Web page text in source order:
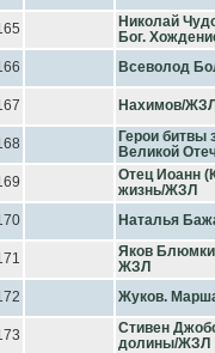
Николай
Бог.
Всеволод
Нахимов/
Герои битвы
Великой
Отец Иоанн
жизнь/ЖЗЛ
Наталья
Яков
ЖЗЛ
Жуков.
Стивен
долины/ЖЗЛ